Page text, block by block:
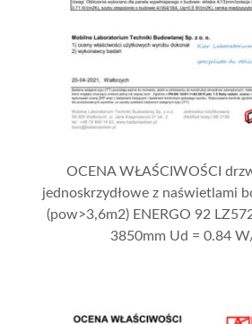
OCENA WŁAŚCIWOŚCI
jednoskrzydłowe z naświetlami
(pow>3,6m2) ENERGO 92
3850mm Ud = 0.84